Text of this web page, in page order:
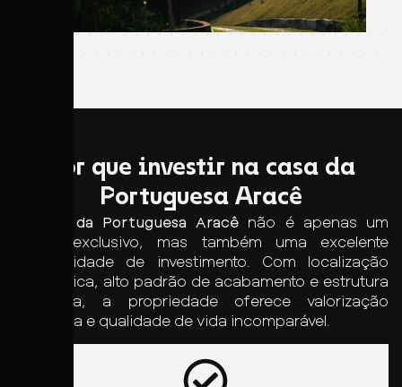
Por que investir na casa da
Portuguesa Aracê
Casa da Portuguesa Aracê não é apenas um
imóvel exclusivo, mas também uma excelente
oportunidade de investimento. Com localização
estratégica, alto padrão de acabamento e estrutura
completa, a propriedade oferece valorização
garantida e qualidade de vida incomparável.